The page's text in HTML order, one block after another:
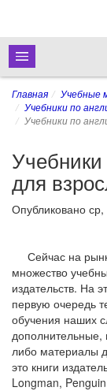
Главная Учебные
Учебники по
Учебники по
для
Опубликовано
Сейчас на
множество
издательств. На
первую очередь
обучения наших
дополнительные,
либо материалы
это книги
Longman,